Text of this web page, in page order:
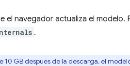
el navegador actualiza el modelo.
.
GB después de la descarga, el